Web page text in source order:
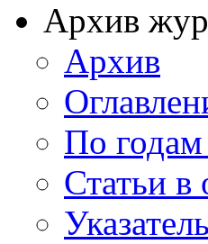
Архив
Архив
По
Статьи в